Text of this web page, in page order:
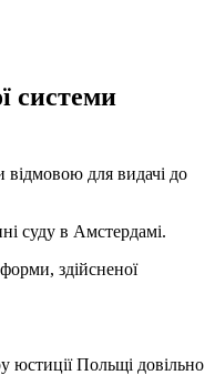
системи
відмовою для видачі до
суду в Амстердамі.
здійсненої
юстиції Польщі довільно